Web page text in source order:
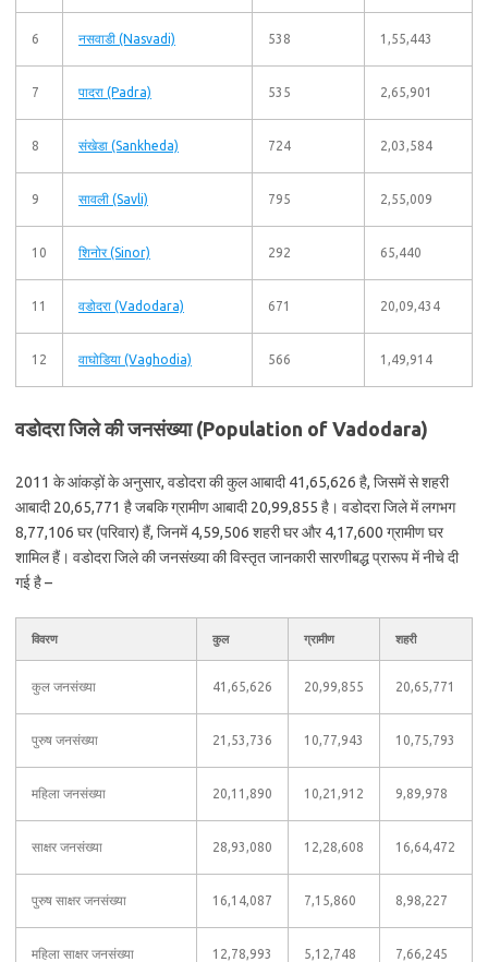
6 नसवाडी (Nasvadi) 538 1,55,443
7 पादरा (Padra) 535 2,65,901
8 संखेडा (Sankheda) 724 2,03,584
9 सावली (Savli) 795 2,55,009
10 शिनोर (Sinor) 292 65,440
11 वडोदरा (Vadodara) 671 20,09,434
12 वाघोडिया (Vaghodia) 566 1,49,914
वडोदरा जिले की जनसंख्या (Population of Vadodara)
2011 के आंकड़ों के अनुसार, वडोदरा की कुल आबादी 41,65,626 है, जिसमें से शहरी
आबादी 20,65,771 है जबकि ग्रामीण आबादी 20,99,855 है। वडोदरा जिले में लगभग
8,77,106 घर (परिवार) हैं, जिनमें 4,59,506 शहरी घर और 4,17,600 ग्रामीण घर
शामिल हैं। वडोदरा जिले की जनसंख्या की विस्तृत जानकारी सारणीबद्ध प्रारूप में नीचे दी
गई है –
विवरण कुल ग्रामीण शहरी
कुल जनसंख्या 41,65,626 20,99,855 20,65,771
पुरुष जनसंख्या 21,53,736 10,77,943 10,75,793
महिला जनसंख्या 20,11,890 10,21,912 9,89,978
साक्षर जनसंख्या 28,93,080 12,28,608 16,64,472
पुरुष साक्षर जनसंख्या 16,14,087 7,15,860 8,98,227
महिला साक्षर जनसंख्या 12,78,993 5,12,748 7,66,245